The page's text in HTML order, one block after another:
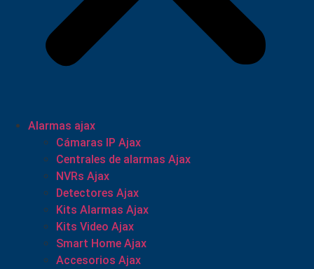
Alarmas ajax
Cámaras IP Ajax
Centrales de alarmas Ajax
NVRs Ajax
Detectores Ajax
Kits Alarmas Ajax
Kits Video Ajax
Smart Home Ajax
Accesorios Ajax